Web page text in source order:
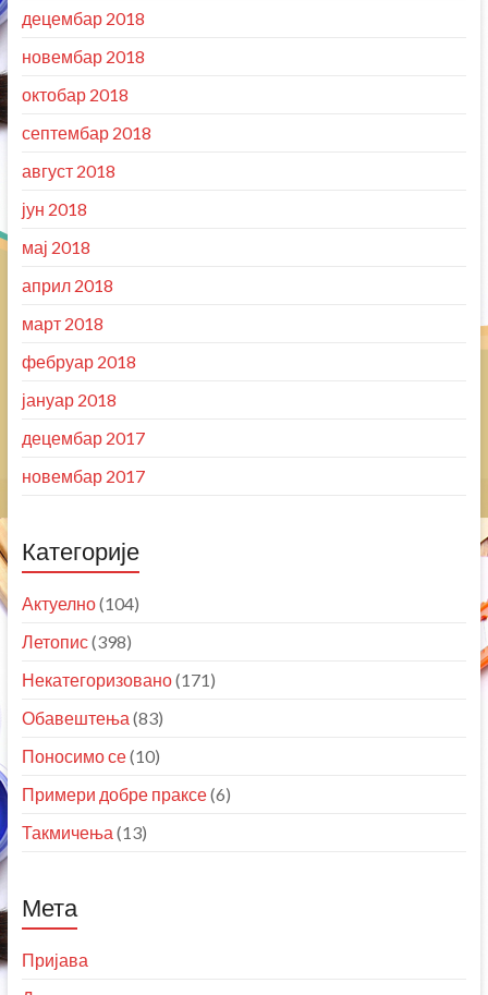
децембар 2018
новембар 2018
октобар 2018
септембар 2018
август 2018
јун 2018
мај 2018
април 2018
март 2018
фебруар 2018
јануар 2018
децембар 2017
новембар 2017
Категорије
Актуелно(104)
Летопис(398)
Некатегоризовано(171)
Обавештења (83)
Поносимо се(10)
Примери добре праксе(6)
Такмичења (13)
Мета
Пријава